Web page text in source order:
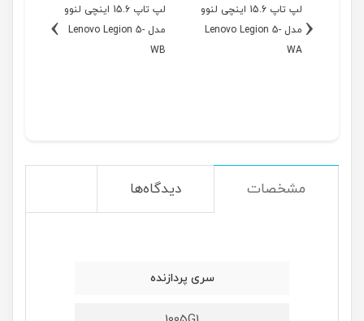
لپ تاپ 15.6 اینچی لنوو
مدل Lenovo Legion 5-
WA
لپ تاپ 15.6 اینچی لنوو
مدل Lenovo Legion 5-
WB
‹
›
مشخصات دیدگاه‌ها
سری پردازنده